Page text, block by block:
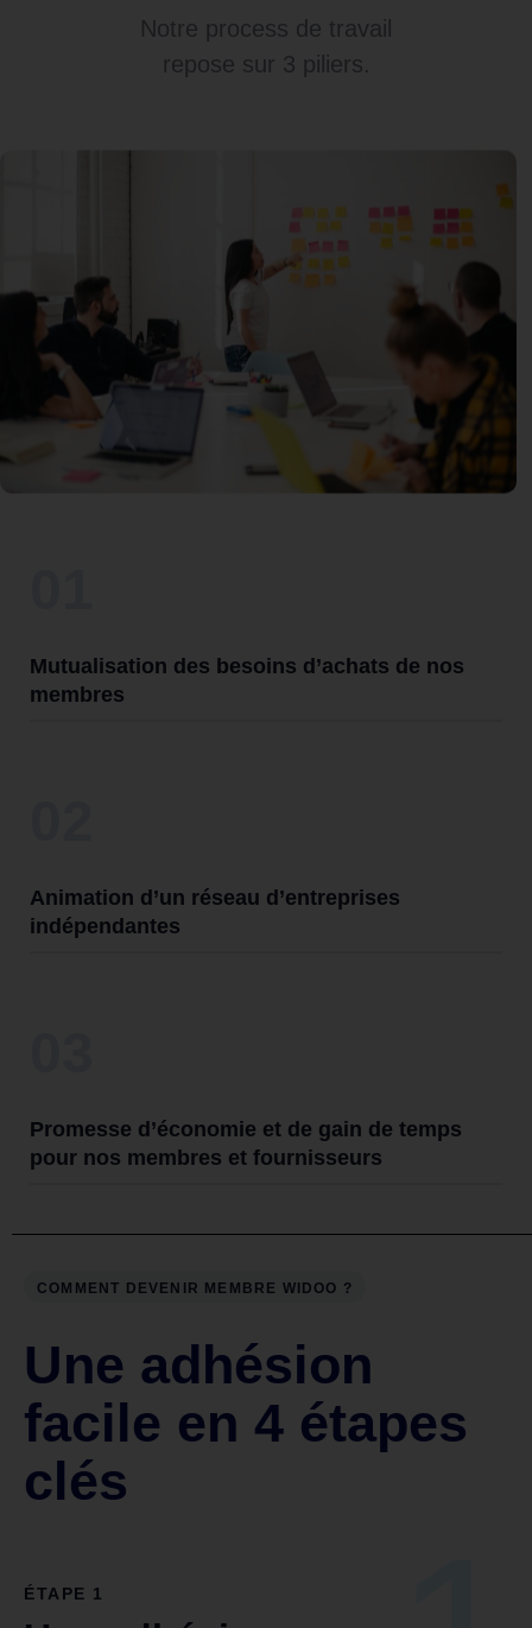
Notre process de travail
repose sur 3 piliers.
Mutualisation des besoins d’achats de nos
membres
Animation d’un réseau d’entreprises
indépendantes
Promesse d’économie et de gain de temps
pour nos membres et fournisseurs
COMMENT DEVENIR MEMBRE WIDOO ?
Une adhésion
facile en 4 étapes
clés
ÉTAPE 1